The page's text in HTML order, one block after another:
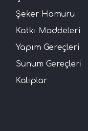
Şeker Hamuru
Katkı Maddeleri
Yapım Gereçleri
Sunum Gereçleri
Kalıplar